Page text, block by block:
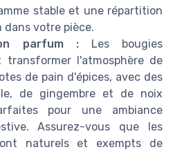
stable et une répartition
votre pièce.
parfum :Les bougies
transformer l'atmosphère de
de pain d'épices, avec des
de gingembre et de noix
pour une ambiance
Assurez-vous que les
naturels et exempts de